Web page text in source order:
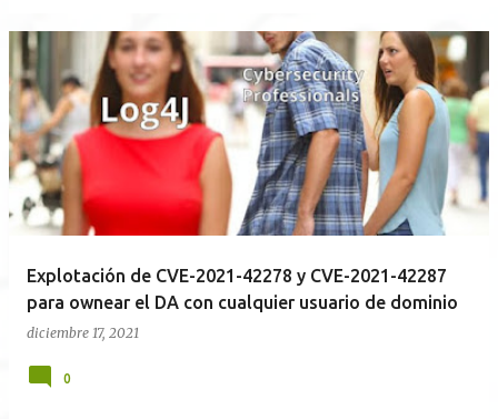
Explotación de CVE-2021-42278 y CVE-2021-42287
para ownear el DA con cualquier usuario de dominio
diciembre 17, 2021
0